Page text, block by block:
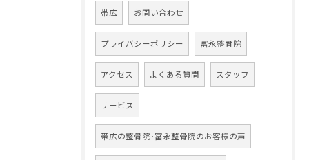
帯広 お問い合わせ
プライバシーポリシー 冨永整骨院
アクセス よくある質問 スタッフ
サービス
帯広の整骨院･冨永整骨院のお客様の声